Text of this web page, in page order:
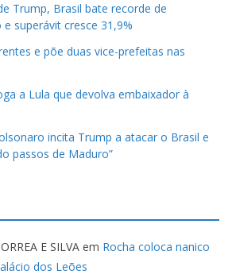
Trump, Brasil bate recorde de
superávit cresce 31,9%
e põe duas vice-prefeitas nas
a Lula que devolva embaixador à
incita Trump a atacar o Brasil e
passos de Maduro”
E SILVA em Rocha coloca nanico
dos Leões